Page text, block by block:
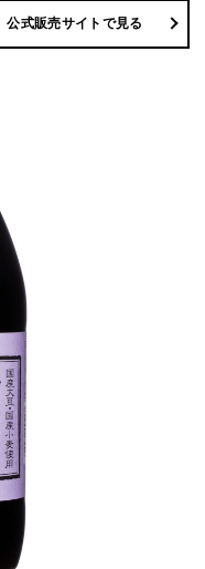
公式販売サイトで見る